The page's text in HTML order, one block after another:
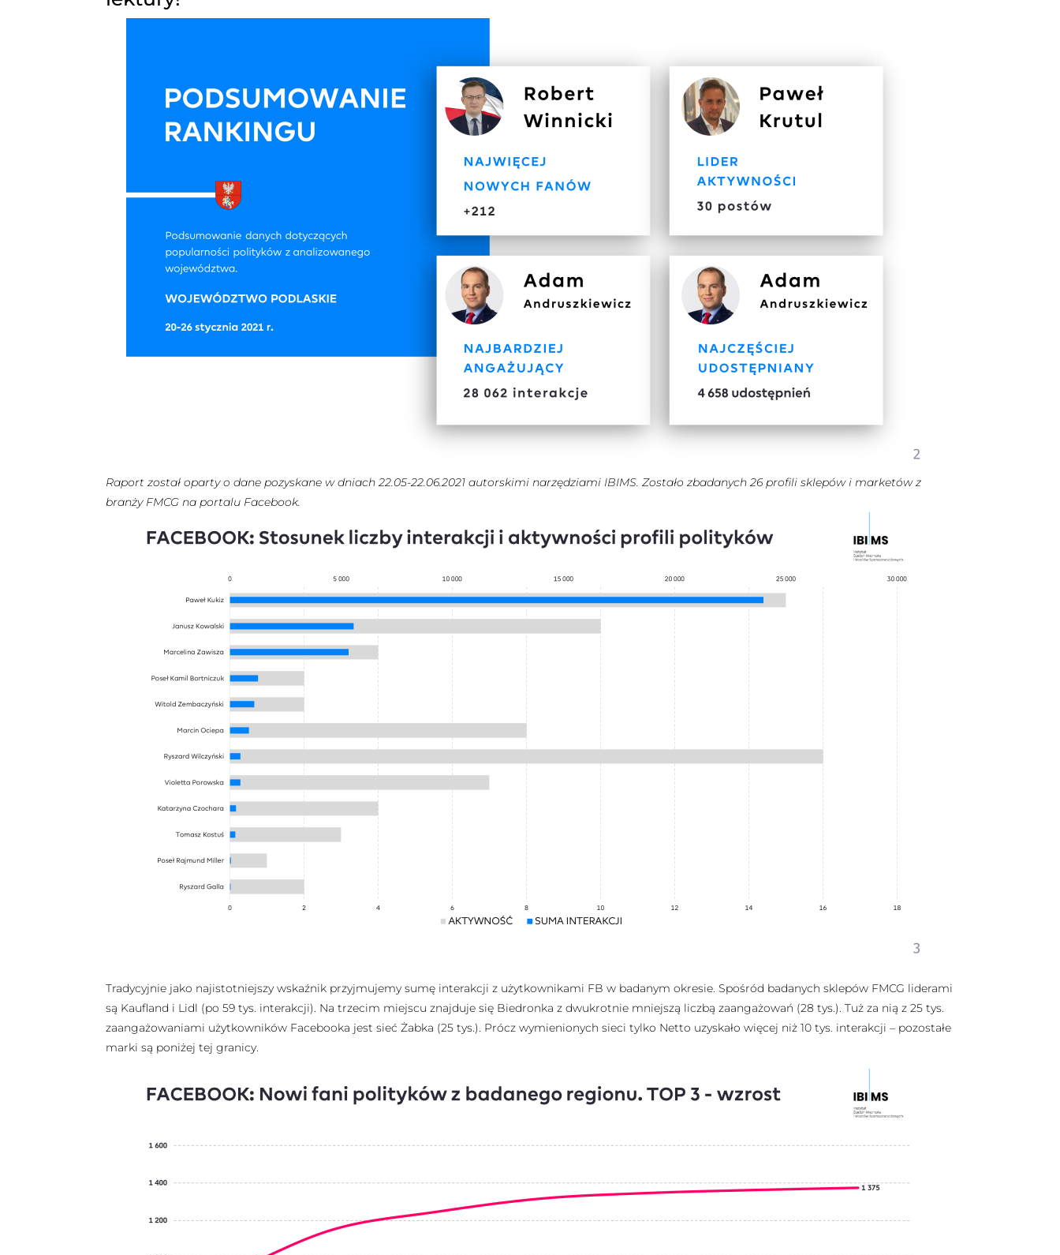
Raport został oparty o dane pozyskane w dniach 22.05-22.06.2021 autorskimi narzędziami IBIMS. Zostało zbadanych 26 profili sklepów i marketów z
branży FMCG na portalu Facebook.
Tradycyjnie jako najistotniejszy wskaźnik przyjmujemy sumę interakcji z użytkownikami FB w badanym okresie. Spośród badanych sklepów FMCG liderami
są Kaufland i Lidl (po 59 tys. interakcji). Na trzecim miejscu znajduje się Biedronka z dwukrotnie mniejszą liczbą zaangażowań (28 tys.). Tuż za nią z 25 tys.
zaangażowaniami użytkowników Facebooka jest sieć Żabka (25 tys.). Prócz wymienionych sieci tylko Netto uzyskało więcej niż 10 tys. interakcji – pozostałe
marki są poniżej tej granicy.